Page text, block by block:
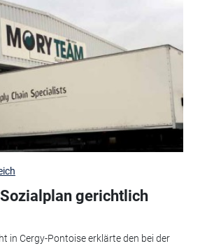
gerichtlich
in Cergy-Pontoise erklärte den bei der